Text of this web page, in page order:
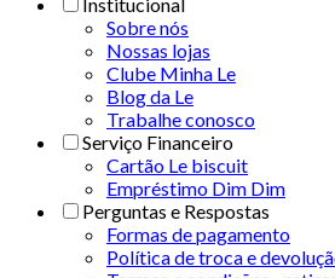
Sobre nós
Nossas lojas
Clube Minha Le
Blog da Le
Trabalhe conosco
Serviço Financeiro
Cartão Le biscuit
Empréstimo Dim Dim
Perguntas e Respostas
Formas de pagamento
Política de troca e